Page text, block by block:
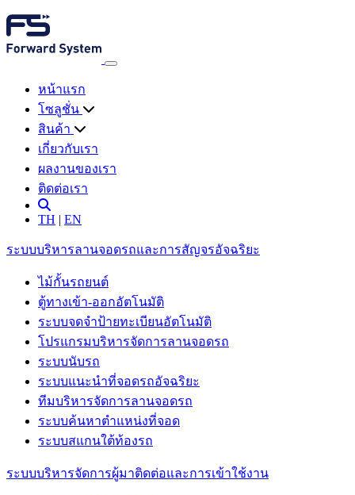
หน้าแรก
โซลูชั่น
สินค้า
เกี่ยวกับเรา
ผลงานของเรา
ติดต่อเรา
TH | EN
ระบบบริหารลานจอดรถและการสัญจรอัจฉริยะ
ไม้กั้นรถยนต์
ตู้ทางเข้า-ออกอัตโนมัติ
ระบบจดจำป้ายทะเบียนอัตโนมัติ
โปรแกรมบริหารจัดการลานจอดรถ
ระบบนับรถ
ระบบแนะนำที่จอดรถอัจฉริยะ
ทีมบริหารจัดการลานจอดรถ
ระบบค้นหาตำแหน่งที่จอด
ระบบสแกนใต้ท้องรถ
ระบบบริหารจัดการผู้มาติดต่อและการเข้าใช้งาน